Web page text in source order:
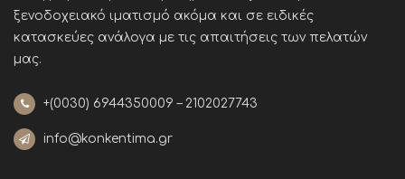
ξενοδοχειακό ιματισμό ακόμα και σε ειδικές
κατασκεύες ανάλογα με τις απαιτήσεις των πελατών
μας.
+(0030) 6944350009 – 2102027743
info@konkentima.gr